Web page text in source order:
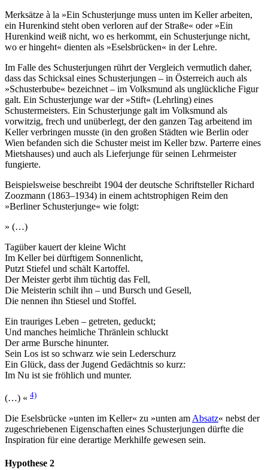
Merksätze à la »Ein Schusterjunge muss unten im Keller arbeiten,
ein Hurenkind steht oben verloren auf der Straße« oder »Ein
Hurenkind weiß nicht, wo es herkommt, ein Schusterjunge nicht,
wo er hingeht« dienten als »Eselsbrücken« in der Lehre.
Im Falle des Schusterjungen rührt der Vergleich vermutlich daher,
dass das Schicksal eines Schusterjungen – in Österreich auch als
»Schusterbube« bezeichnet – im Volksmund als unglückliche Figur
galt. Ein Schusterjunge war der »Stift« (Lehrling) eines
Schustermeisters. Ein Schusterjunge galt im Volksmund als
vorwitzig, frech und unüberlegt, der den ganzen Tag arbeitend im
Keller verbringen musste (in den großen Städten wie Berlin oder
Wien befanden sich die Schuster meist im Keller bzw. Parterre eines
Mietshauses) und auch als Lieferjunge für seinen Lehrmeister
fungierte.
Beispielsweise beschreibt 1904 der deutsche Schriftsteller Richard
Zoozmann (1863–1934) in einem achtstrophigen Reim den
»Berliner Schusterjunge« wie folgt:
» (…)
Tagüber kauert der kleine Wicht
Im Keller bei dürftigem Sonnenlicht,
Putzt Stiefel und schält Kartoffel.
Der Meister gerbt ihm tüchtig das Fell,
Die Meisterin schilt ihn – und Bursch und Gesell,
Die nennen ihn Stiesel und Stoffel.
Ein trauriges Leben – getreten, geduckt;
Und manches heimliche Thränlein schluckt
Der arme Bursche hinunter.
Sein Los ist so schwarz wie sein Lederschurz
Ein Glück, dass der Jugend Gedächtnis so kurz:
Im Nu ist sie fröhlich und munter.
(…) « 4)
Die Eselsbrücke »unten im Keller« zu »unten am Absatz« nebst der
zugeschriebenen Eigenschaften eines Schusterjungen dürfte die
Inspiration für eine derartige Merkhilfe gewesen sein.
Hypothese 2